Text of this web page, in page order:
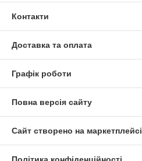
Контакти
Доставка та оплата
Графік роботи
Повна версія сайту
Сайт створено на маркетплейсі